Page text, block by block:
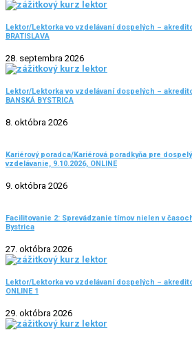
Lektor/Lektorka vo vzdelávaní dospelých –
BRATISLAVA
28. septembra 2026
Lektor/Lektorka vo vzdelávaní dospelých –
BANSKÁ BYSTRICA
8. októbra 2026
Kariérový poradca/Kariérová poradkyňa pre
vzdelávanie, 9.10.2026, ONLINE
9. októbra 2026
Facilitovanie 2: Sprevádzanie tímov nielen v
Bystrica
27. októbra 2026
Lektor/Lektorka vo vzdelávaní dospelých –
ONLINE 1
29. októbra 2026